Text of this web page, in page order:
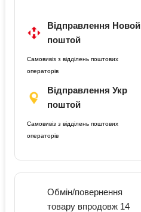
Відправлення Новой
поштой
Самовивіз з відділень поштових
операторів
Відправлення Укр
поштой
Самовивіз з відділень поштових
операторів
Обмін/повернення
товару впродовж 14